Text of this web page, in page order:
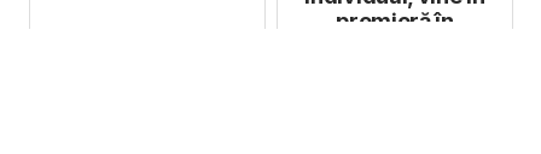
premieră în